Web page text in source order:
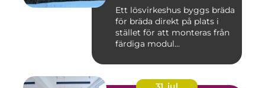
Ett lösvirkeshus byggs bräda
för bräda direkt på plats i
stället för att monteras från
färdiga modul...